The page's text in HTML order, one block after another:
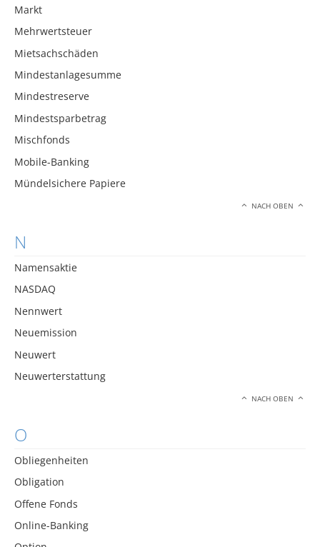
Markt
Mehrwertsteuer
Mietsachschäden
Mindestanlagesumme
Mindestreserve
Mindestsparbetrag
Mischfonds
Mobile-Banking
Mündelsichere Papiere
NACH OBEN
N
Namensaktie
NASDAQ
Nennwert
Neuemission
Neuwert
Neuwerterstattung
NACH OBEN
O
Obliegenheiten
Obligation
Offene Fonds
Online-Banking